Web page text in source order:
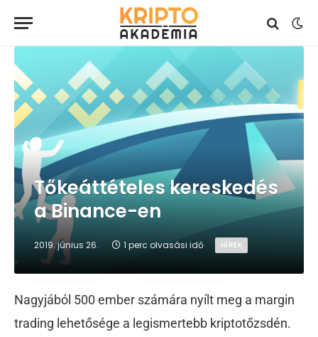
Tőkeáttételes kereskedés
a Binance-en
2019. június 26. 1 perc olvasási idő HÍREK
Nagyjából 500 ember számára nyílt meg a margin
trading lehetősége a legismertebb kriptotőzsdén.